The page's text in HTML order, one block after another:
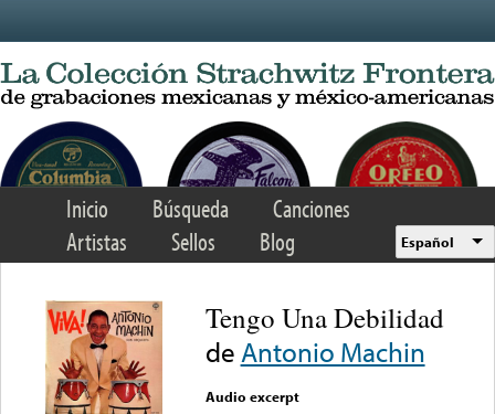
Inicio Búsqueda
Canciones
Artistas
Sellos Blog Español
Tengo Una Debilidad
de Antonio Machin
Audio excerpt